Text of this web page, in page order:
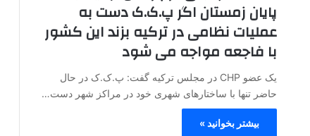
پایان زمستان اگر پ.ک.ک دست به
عملیات نظامی در ترکیه بزند این کشور
با فاجعه مواجه می شود
یک عضو CHP در مجلس ترکیه گفت: پ.ک.ک در حال
حاضر تنها با ساختارهای شهری خود در مراکز شهر دست…
بیشتر بخوانید »